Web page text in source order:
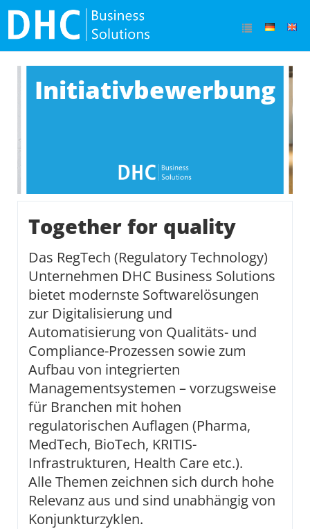
Initiativbewerbung
Together for quality
Das RegTech (Regulatory Technology)
Unternehmen DHC Business Solutions
bietet modernste Softwarelösungen
zur Digitalisierung und
Automatisierung von Qualitäts- und
Compliance-Prozessen sowie zum
Aufbau von integrierten
Managementsystemen – vorzugsweise
für Branchen mit hohen
regulatorischen Auflagen (Pharma,
MedTech, BioTech, KRITIS-
Infrastrukturen, Health Care etc.).
Alle Themen zeichnen sich durch hohe
Relevanz aus und sind unabhängig von
Konjunkturzyklen.